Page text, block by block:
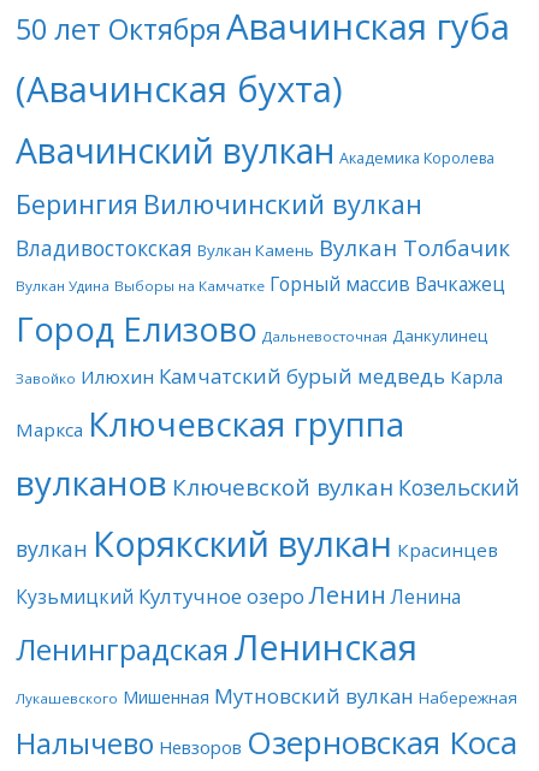
50 лет Октября Авачинская губа
(Авачинская бухта)
Авачинский вулкан Академика Королева
Берингия Вилючинский вулкан
Владивостокская Вулкан Камень Вулкан Толбачик
Вулкан Удина Выборы на Камчатке Горный массив Вачкажец
Город Елизово Дальневосточная Данкулинец
Завойко Илюхин Камчатский бурый медведь Карла
Маркса Ключевская группа
вулканов Ключевской вулкан Козельский
вулкан Корякский вулкан Красинцев
Кузьмицкий Култучное озеро Ленин Ленина
Ленинградская Ленинская
Лукашевского Мишенная Мутновский вулкан Набережная
Налычево Невзоров Озерновская Коса